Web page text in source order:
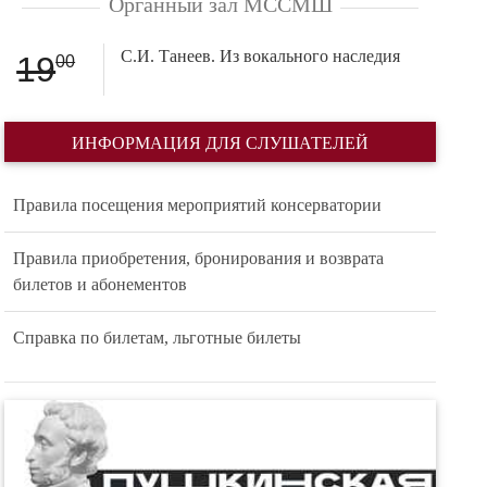
1900 С.И. Танеев. Из вокального наследия
ИНФОРМАЦИЯ ДЛЯ СЛУШАТЕЛЕЙ
Правила посещения мероприятий консерватории
Правила приобретения, бронирования и возврата
билетов и абонементов
Справка по билетам, льготные билеты